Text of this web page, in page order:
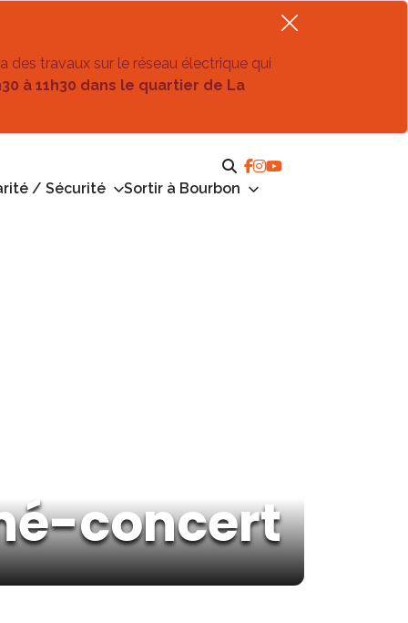
des travaux sur le réseau électrique qui
à 11h30 dans le quartier de La
/ Sécurité Sortir à Bourbon
concert